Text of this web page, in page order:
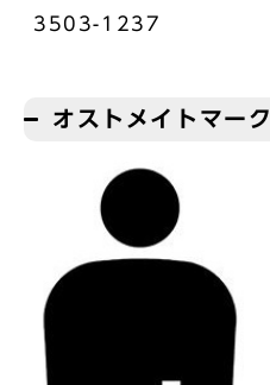
3503-1237
オストメイトマーク